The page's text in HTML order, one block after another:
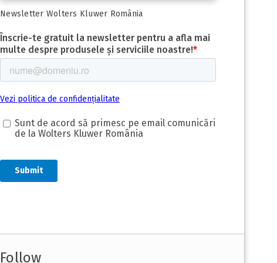
Newsletter Wolters Kluwer România
Follow